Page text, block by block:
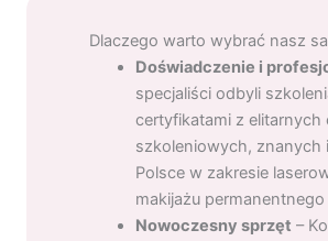
Dlaczego warto wybrać nasz
Doświadczenie i
specjaliści odbyli
certyfikatami z elitarnych
szkoleniowych, znanych
Polsce w zakresie
makijażu
Nowoczesny sprzęt –